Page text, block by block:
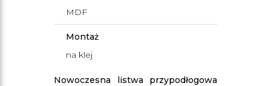
MDF
Montaż
na klej
Nowoczesna listwa przypodłogowa